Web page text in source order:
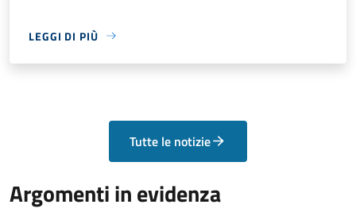
LEGGI DI PIÙ
Tutte le notizie
Argomenti in evidenza